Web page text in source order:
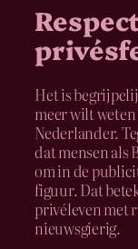
Het is
meer wilt
Nederlander.
dat mensen als
om in de
figuur. Dat
privéleven met
nieuwsgierig.